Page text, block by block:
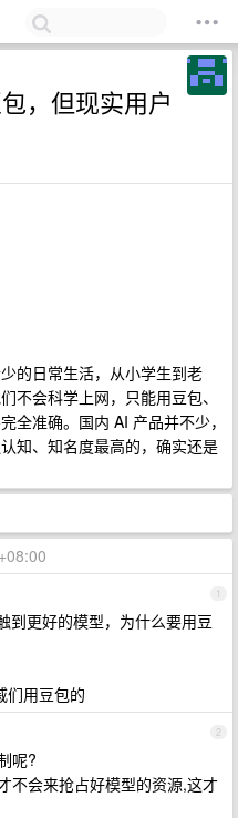
，但现实用户
的日常生活，从小学生到老
不会科学上网，只能用豆包、
全准确。国内 AI 产品并不少，
知、知名度最高的，确实还是
1
到更好的模型，为什么要用豆
们用豆包的
2
呢?
不会来抢占好模型的资源,这才